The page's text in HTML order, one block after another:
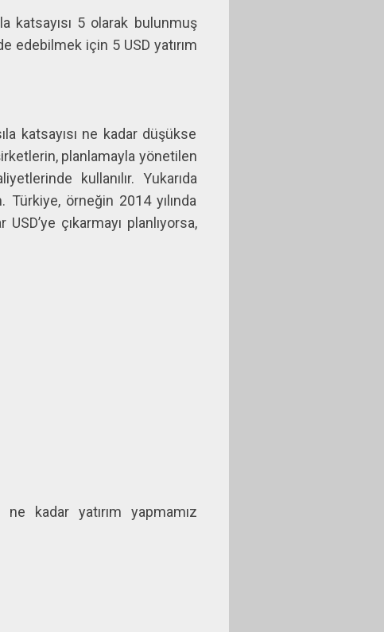
katsayısı 5 olarak bulunmuş
edebilmek için 5 USD yatırım
katsayısı ne kadar düşükse
planlamayla yönetilen
kullanılır. Yukarıda
Türkiye, örneğin 2014 yılında
çıkarmayı planlıyorsa,
kadar yatırım yapmamız